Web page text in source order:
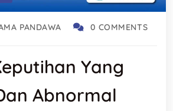
PANDAWA 0 COMMENTS
Yang
Abnormal